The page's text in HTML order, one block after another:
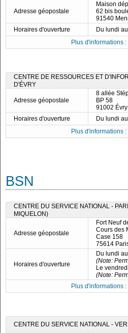
Adresse géopostale
Maison
62 bis
91540
Horaires d'ouverture
Du lundi
Plus d'informations
CENTRE DE RESSOURCES ET
D'ÉVRY
Adresse géopostale
8 allée
BP 58
91002
Horaires d'ouverture
Du lundi
Plus d'informations
BSN
CENTRE DU SERVICE NATIONAL -
MIQUELON)
Adresse géopostale
Fort Neuf
Cours des
Case 158
75614
Horaires d'ouverture
Du lundi
(Note:
Le
(Note:
Plus d'informations
CENTRE DU SERVICE NATIONAL -